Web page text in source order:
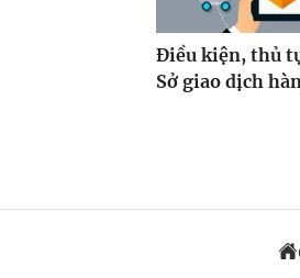
Điều kiện, thủ
Sở giao dịch